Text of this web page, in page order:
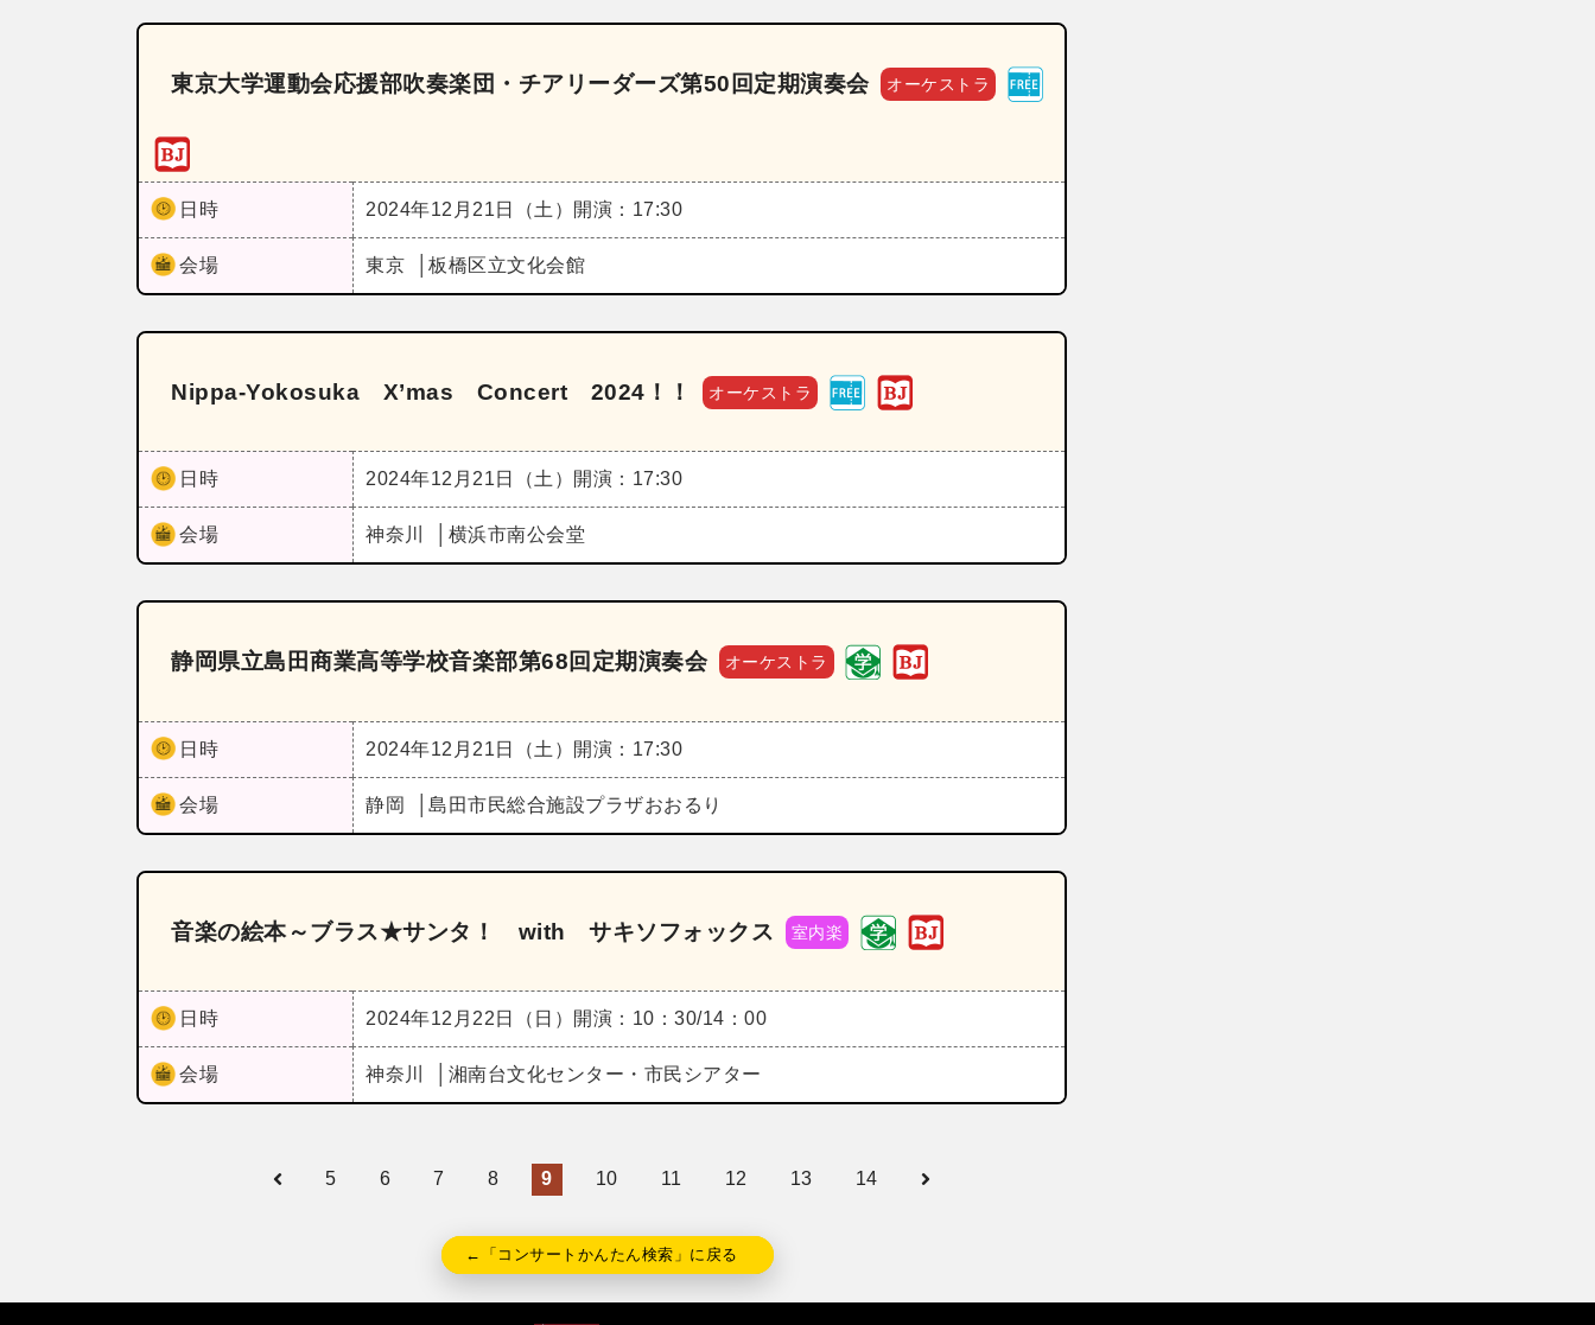
東京大学運動会応援部吹奏楽団・チアリーダーズ第50回定期演奏会 オーケストラ
日時 2024年12月21日（土） 開演：17:30
会場 東京 板橋区立文化会館
Nippa‐Yokosuka X’mas Concert 2024！！ オーケストラ
日時 2024年12月21日（土） 開演：17:30
会場 神奈川 横浜市南公会堂
静岡県立島田商業高等学校音楽部第68回定期演奏会 オーケストラ
日時 2024年12月21日（土） 開演：17:30
会場 静岡 島田市民総合施設プラザおおるり
音楽の絵本～ブラス★サンタ！ with サキソフォックス 室内楽
日時 2024年12月22日（日） 開演：10：30/14：00
会場 神奈川 湘南台文化センター・市民シアター
5 6 7 8 9 10 11 12 13 14
←「コンサートかんたん検索」に戻る